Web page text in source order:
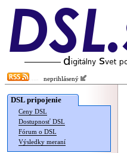
neprihlásený
DSL pripojenie
Ceny DSL
Dostupnosť DSL
Fórum o DSL
Výsledky meraní